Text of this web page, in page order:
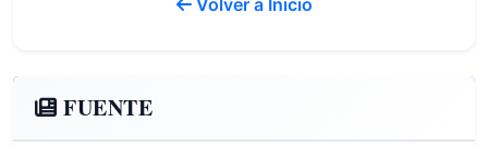
Volver a Inicio
FUENTE